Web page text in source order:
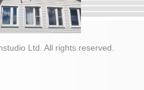
Ltd. All rights reserved.